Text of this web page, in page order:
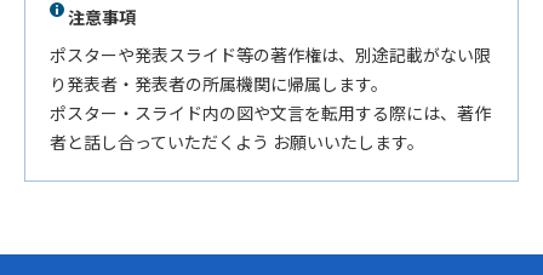
注意事項
ポスターや発表スライド等の著作権は、別途記載がない限
り発表者・発表者の所属機関に帰属します。
ポスター・スライド内の図や文言を転用する際には、著作
者と話し合っていただくよう お願いいたします。